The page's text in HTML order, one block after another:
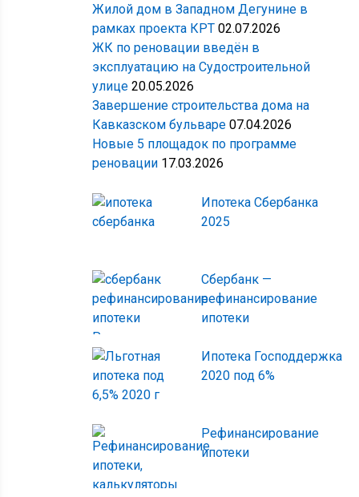
Жилой дом в Западном Дегунине в
рамках проекта КРТ 02.07.2026
ЖК по реновации введён в
эксплуатацию на Судостроительной
улице 20.05.2026
Завершение строительства дома на
Кавказском бульваре 07.04.2026
Новые 5 площадок по программе
реновации 17.03.2026
Ипотека Сбербанка
2025
Сбербанк —
рефинансирование
ипотеки
Ипотека Господдержка
2020 под 6%
Рефинансирование
ипотеки